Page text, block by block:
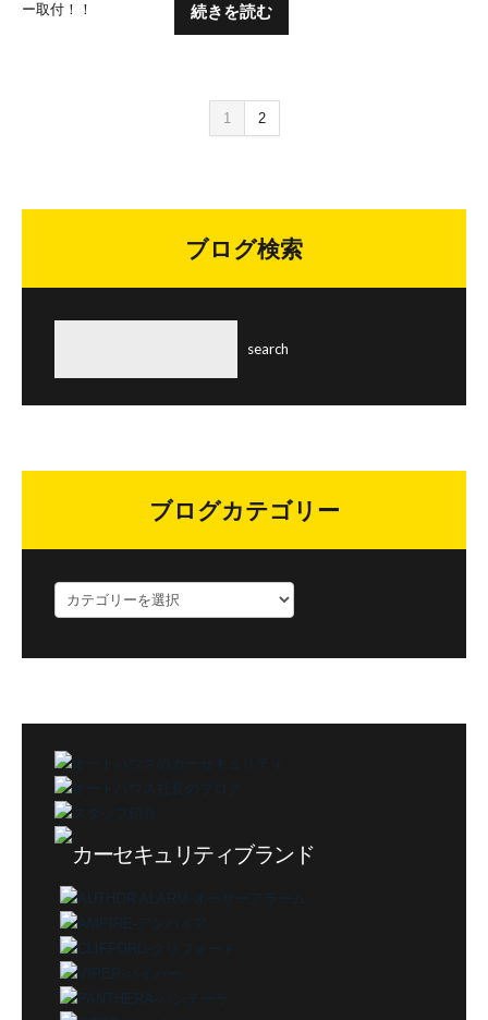
続きを読む
1 2
ブログ検索
ブログカテゴリー
ロ
ー